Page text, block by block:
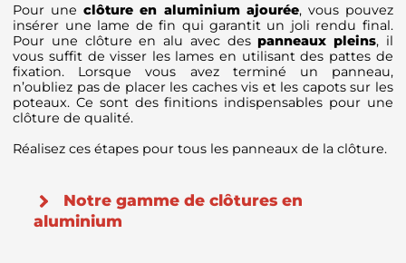
Pour uneclôture en aluminium ajourée, vous pouvez
insérer une lame de fin qui garantit un joli rendu final.
Pour une clôture en alu avec despanneaux pleins, il
vous suffit de visser les lames en utilisant des pattes de
fixation. Lorsque vous avez terminé un panneau,
n’oubliez pas de placer les caches vis et les capots sur les
poteaux. Ce sont des finitions indispensables pour une
clôture de qualité.
Réalisez ces étapes pour tous les panneaux de la clôture.
Notre gamme de clôtures en
aluminium